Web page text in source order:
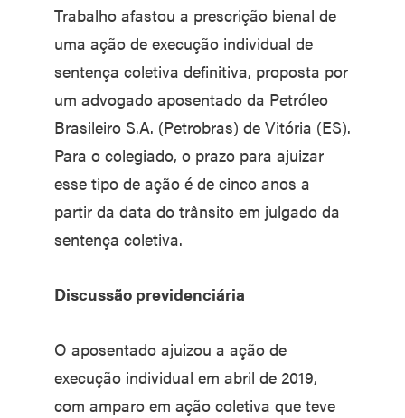
Trabalho afastou a prescrição bienal de
uma ação de execução individual de
sentença coletiva definitiva, proposta por
um advogado aposentado da Petróleo
Brasileiro S.A. (Petrobras) de Vitória (ES).
Para o colegiado, o prazo para ajuizar
esse tipo de ação é de cinco anos a
partir da data do trânsito em julgado da
sentença coletiva.
Discussão previdenciária
O aposentado ajuizou a ação de
execução individual em abril de 2019,
com amparo em ação coletiva que teve